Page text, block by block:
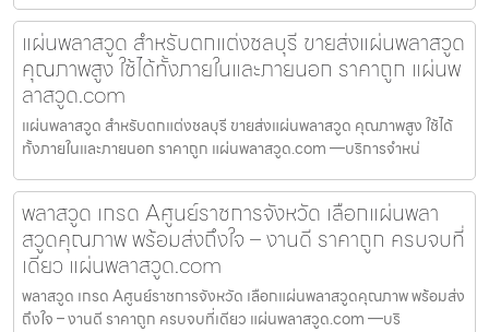
แผ่นพลาสวูด สำหรับตกแต่งชลบุรี ขายส่งแผ่นพลาสวูด
คุณภาพสูง ใช้ได้ทั้งภายในและภายนอก ราคาถูก แผ่นพ
ลาสวูด.com
แผ่นพลาสวูด สำหรับตกแต่งชลบุรี ขายส่งแผ่นพลาสวูด คุณภาพสูง ใช้ได้
ทั้งภายในและภายนอก ราคาถูก แผ่นพลาสวูด.com —บริการจำหน่
พลาสวูด เกรด Aศูนย์ราชการจังหวัด เลือกแผ่นพลา
สวูดคุณภาพ พร้อมส่งถึงใจ – งานดี ราคาถูก ครบจบที่
เดียว แผ่นพลาสวูด.com
พลาสวูด เกรด Aศูนย์ราชการจังหวัด เลือกแผ่นพลาสวูดคุณภาพ พร้อมส่ง
ถึงใจ – งานดี ราคาถูก ครบจบที่เดียว แผ่นพลาสวูด.com —บริ